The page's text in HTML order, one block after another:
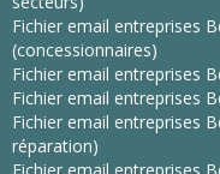
Fichier email entreprises
(concessionnaires)
Fichier email entreprises
Fichier email entreprises
Fichier email entreprises
réparation)